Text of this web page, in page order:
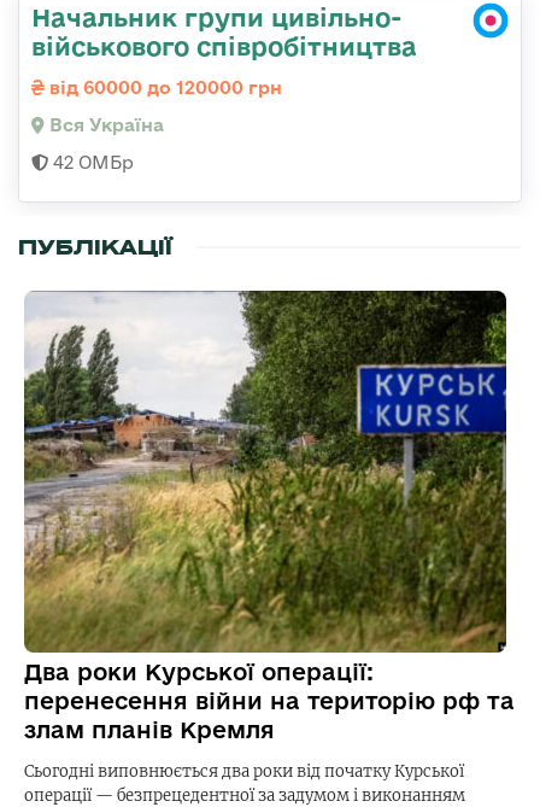
Начальник групи цивільно-
військового співробітництва
від 60000 до 120000 грн
Вся Україна
42 ОМБр
ПУБЛІКАЦІЇ
Два роки Курської операції:
перенесення війни на територію рф та
злам планів Кремля
Сьогодні виповнюється два роки від початку Курської
операції — безпрецедентної за задумом і виконанням